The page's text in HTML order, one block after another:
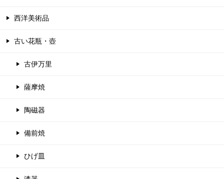
西洋美術品
古い花瓶・壺
古伊万里
薩摩焼
陶磁器
備前焼
ひげ皿